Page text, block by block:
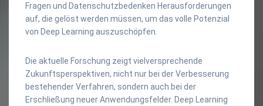
Fragen und Datenschutzbedenken Herausforderungen
auf, die gelöst werden müssen, um das volle Potenzial
von Deep Learning auszuschöpfen.
Die aktuelle Forschung zeigt vielversprechende
Zukunftsperspektiven, nicht nur bei der Verbesserung
bestehender Verfahren, sondern auch bei der
Erschließung neuer Anwendungsfelder. Deep Learning